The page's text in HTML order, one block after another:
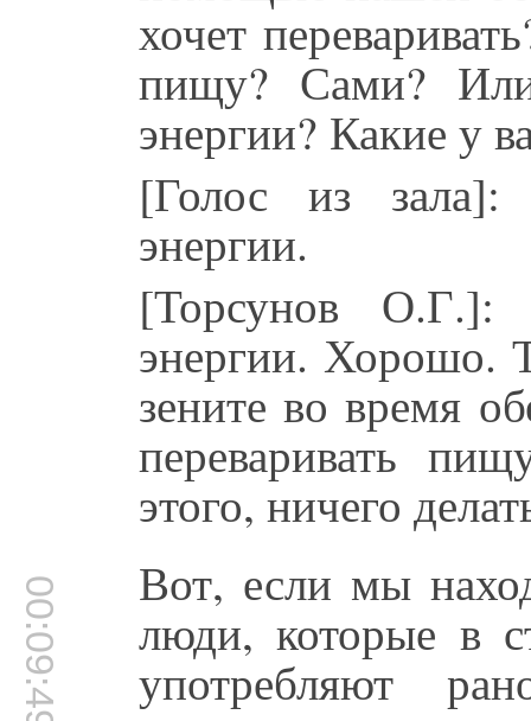
хочет
пищу? Сами?
энергии? Какие у
[Голос из
энергии.
[Торсунов
энергии. Хорошо.
зените во время
переваривать
этого, ничего
00:09:49 Вот, если мы
люди, которые в
употребляют